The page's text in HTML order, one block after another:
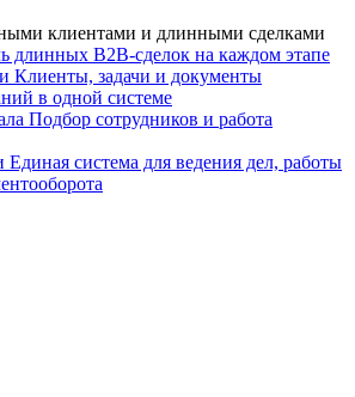
клиентами и длинными сделками
длинных B2B-сделок на каждом этапе
Клиенты, задачи и документы
в одной системе
Подбор сотрудников и работа
Единая система для ведения дел, работы